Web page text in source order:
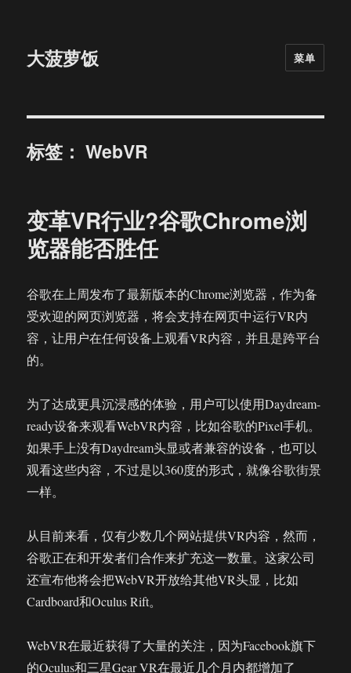
大菠萝饭 菜单
标签：WebVR
变革VR行业?谷歌Chrome浏
览器能否胜任
谷歌在上周发布了最新版本的Chrome浏览器，作为备
受欢迎的网页浏览器，将会支持在网页中运行VR内
容，让用户在任何设备上观看VR内容，并且是跨平台
的。
为了达成更具沉浸感的体验，用户可以使用Daydream-
ready设备来观看WebVR内容，比如谷歌的Pixel手机。
如果手上没有Daydream头显或者兼容的设备，也可以
观看这些内容，不过是以360度的形式，就像谷歌街景
一样。
从目前来看，仅有少数几个网站提供VR内容，然而，
谷歌正在和开发者们合作来扩充这一数量。这家公司
还宣布他将会把WebVR开放给其他VR头显，比如
Cardboard和Oculus Rift。
WebVR在最近获得了大量的关注，因为Facebook旗下
的Oculus和三星Gear VR在最近几个月内都增加了